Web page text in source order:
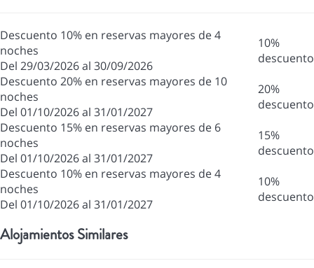
Descuento 10% en reservas mayores de 4
noches
Del 29/03/2026 al 30/09/2026
10%
descuento
Descuento 20% en reservas mayores de 10
noches
Del 01/10/2026 al 31/01/2027
20%
descuento
Descuento 15% en reservas mayores de 6
noches
Del 01/10/2026 al 31/01/2027
15%
descuento
Descuento 10% en reservas mayores de 4
noches
Del 01/10/2026 al 31/01/2027
10%
descuento
Alojamientos Similares